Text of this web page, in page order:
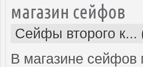
магазин сейфов
Сейфы второго к...
В магазине